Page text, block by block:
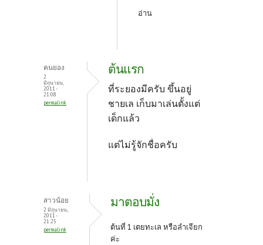
อ่าน
คนยอง
2
มิถุนายน,
2011 -
21:08
permalink
ต้นแรก
ที่ระยองมีครับ ขึ้นอยู่
ชายเล เก็บมาเล่นตั้งแต่
เด็กแล้ว
แต่ไม่รู้จักชื่อครับ
สาวน้อย
2 มิถุนายน,
2011 -
21:25
permalink
มาตอบมั่ง
ต้นที่ 1 เตยทะเล หรือลำเจียก
ค่ะ